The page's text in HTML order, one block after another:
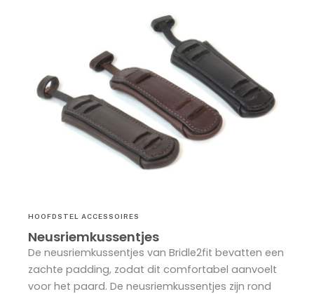
HOOFDSTEL ACCESSOIRES
Neusriemkussentjes
De neusriemkussentjes van Bridle2fit bevatten een
zachte padding, zodat dit comfortabel aanvoelt
voor het paard. De neusriemkussentjes zijn rond